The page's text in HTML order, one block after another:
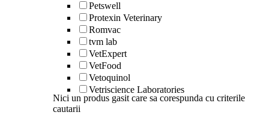
Petswell
Protexin Veterinary
Romvac
tvm lab
VetExpert
VetFood
Vetoquinol
Vetriscience Laboratories
Nici un produs gasit care sa corespunda cu criterile
cautarii